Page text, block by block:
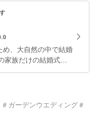
め、大自然の中で結婚
家族だけの結婚式で
全体を使用出来まし
げられることが出来
結婚式当日まで非常
。 料理は全て美味
ガーデンウエディング＃